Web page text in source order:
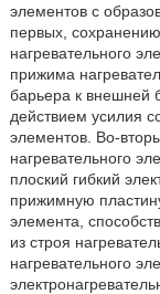
элементов с
первых,
нагревательного
прижима
барьера к внешней
действием усилия
элементов. Во-
нагревательного
плоский гибкий
прижимную
элемента,
из строя
нагревательного